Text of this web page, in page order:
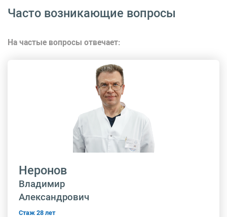
Часто возникающие вопросы
На частые вопросы отвечает:
Неронов
Владимир
Александрович
Стаж 28 лет